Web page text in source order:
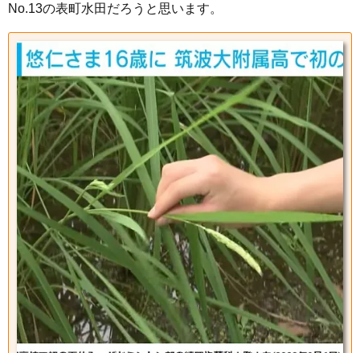
No.13の表町水田だろうと思います。